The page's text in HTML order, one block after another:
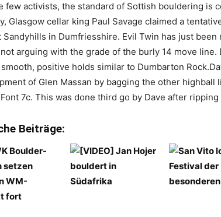
few activists, the standard of Sottish bouldering is
Glasgow cellar king Paul Savage claimed a
Sandyhills in Dumfriesshire. Evil Twin has just been
arguing with the grade of the burly 14 move
positive holds similar to Dumbarton
of Glen Massan by bagging the other highball
7c. This was done third go by Dave after
Beiträge: